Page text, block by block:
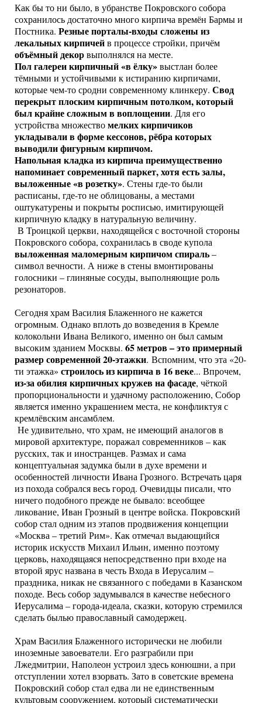
Как бы то ни было, в убранстве Покровского собора
сохранилось достаточно много кирпича времён Бармы и
Постника. Резные порталы-входы сложены из
лекальных кирпичейв процессе стройки, причём
объёмный декорвыполнялся на месте.
Пол галереи кирпичный «в ёлку»выстлан более
тёмными и устойчивыми к истиранию кирпичами,
которые чем-то сродни современному клинкеру. Свод
перекрыт плоским кирпичным потолком, который
был крайне сложным в воплощении. Для его
устройства множествомелких кирпичиков
укладывали в форме кессонов, рёбра которых
выводили фигурным кирпичом.
Напольная кладка из кирпича преимущественно
напоминает современный паркет, хотя есть залы,
выложенные «в розетку». Стены где-то были
расписаны, где-то не облицованы, а местами
оштукатурены и покрыты росписью, имитирующей
кирпичную кладку в натуральную величину.
В Троицкой церкви, находящейся с восточной стороны
Покровского собора, сохранилась в своде купола
выложенная маломерным кирпичом спираль–
символ вечности. А ниже в стены вмонтированы
голосники – глиняные сосуды, выполняющие роль
резонаторов.
Сегодня храм Василия Блаженного не кажется
огромным. Однако вплоть до возведения в Кремле
колокольни Ивана Великого, именно он был самым
высоким зданием Москвы. 65 метров – это примерный
размер современной 20-этажки. Вспомним, что эта «20-
ти этажка» строилось из кирпича в 16 веке... Впрочем,
из-за обилия кирпичных кружев на фасаде, чёткой
пропорциональности и удачному расположению, Собор
является именно украшением места, не конфликтуя с
кремлёвским ансамблем.
Не удивительно, что храм, не имеющий аналогов в
мировой архитектуре, поражал современников – как
русских, так и иностранцев. Размах и сама
концептуальная задумка были в духе времени и
особенностей личности Ивана Грозного. Встречать царя
из похода собрался весь город. Очевидцы писали, что
ничего подобного прежде не бывало: всеобщее
ликование, Иван Грозный в центре войска. Покровский
собор стал одним из этапов продвижения концепции
«Москва – третий Рим». Как отмечал выдающийся
историк искусств Михаил Ильин, именно поэтому
церковь, находящаяся непосредственно при входе на
второй ярус названа в честь Входа в Иерусалим –
праздника, никак не связанного с победами в Казанском
походе. Весь собор задумывался в качестве небесного
Иерусалима – города-идеала, сказки, которую стремился
сделать былью православный самодержец.
Храм Василия Блаженного исторически не любили
иноземные завоеватели. Его разграбили при
Лжедмитрии, Наполеон устроил здесь конюшни, а при
отступлении хотел взорвать. Зато в советские времена
Покровский собор стал едва ли не единственным
культовым сооружением, который систематически